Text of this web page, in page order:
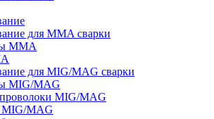
для MMA сварки
MMA
для MIG/MAG сварки
MIG/MAG
MIG/MAG
MIG/MAG